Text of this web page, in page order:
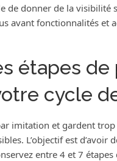
de donner de la visibilité
avant fonctionnalités et
étapes de
cycle
imitation et gardent trop
L’objectif est d’avoir
entre 4 et 7 étapes